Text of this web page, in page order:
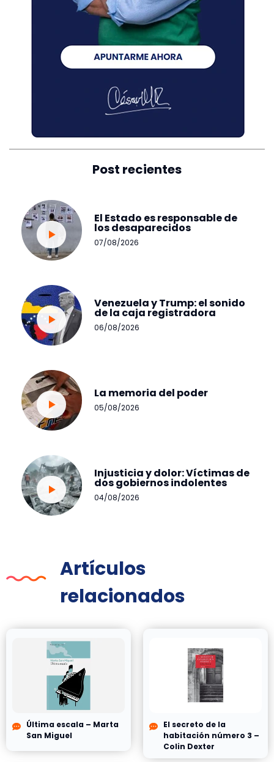
Post recientes
El Estado es responsable de
los desaparecidos
07/08/2026
Venezuela y Trump: el sonido
de la caja registradora
06/08/2026
La memoria del poder
05/08/2026
Injusticia y dolor: Víctimas de
dos gobiernos indolentes
04/08/2026
Artículos
relacionados
Última escala – Marta
San Miguel
El secreto de la
habitación número 3 –
Colin Dexter